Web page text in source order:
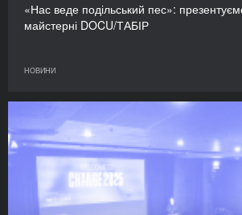
«Нас веде подільський пес»:
майстерні DOCU/ТАБІР
НОВИНИ